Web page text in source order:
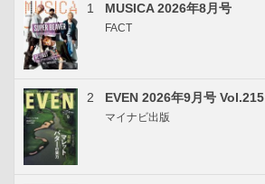
1 MUSICA 2026年8月号
FACT
2 EVEN 2026年9月号 Vol.215
マイナビ出版